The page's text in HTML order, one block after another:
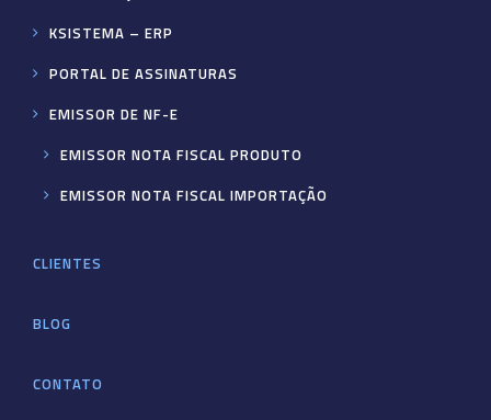
KSISTEMA – ERP
PORTAL DE ASSINATURAS
EMISSOR DE NF-E
EMISSOR NOTA FISCAL PRODUTO
EMISSOR NOTA FISCAL IMPORTAÇÃO
CLIENTES
BLOG
CONTATO